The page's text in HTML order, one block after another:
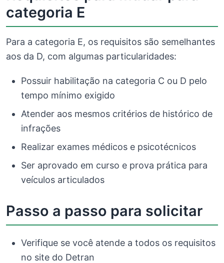
categoria E
Para a categoria E, os requisitos são semelhantes
aos da D, com algumas particularidades:
Possuir habilitação na categoria C ou D pelo
tempo mínimo exigido
Atender aos mesmos critérios de histórico de
infrações
Realizar exames médicos e psicotécnicos
Ser aprovado em curso e prova prática para
veículos articulados
Passo a passo para solicitar
Verifique se você atende a todos os requisitos
no site do Detran